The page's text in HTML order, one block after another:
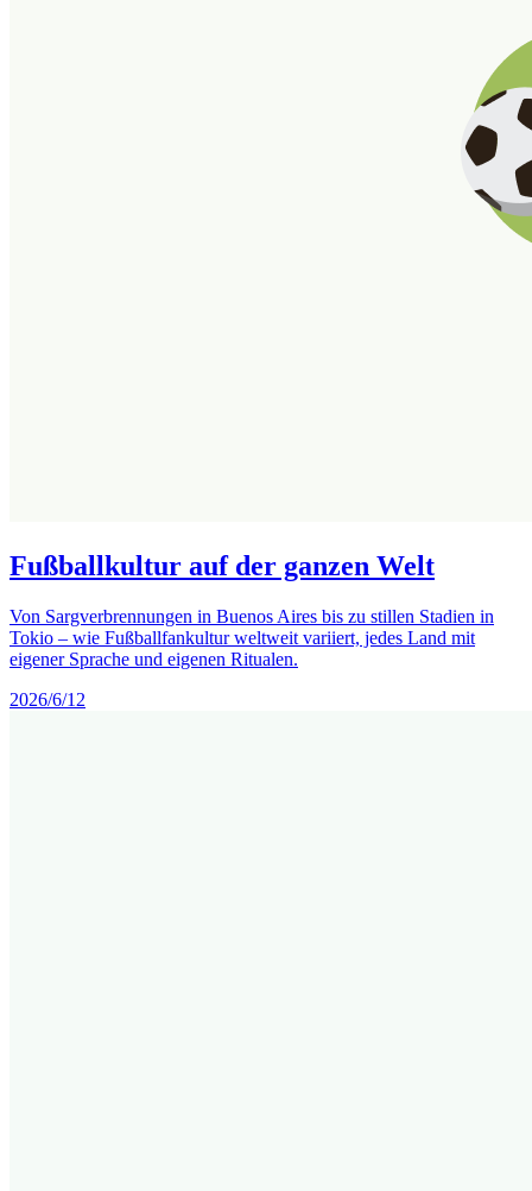
Fußballkultur auf der ganzen Welt
Von Sargverbrennungen in Buenos Aires bis zu stillen Stadien in
Tokio – wie Fußballfankultur weltweit variiert, jedes Land mit
eigener Sprache und eigenen Ritualen.
2026/6/12